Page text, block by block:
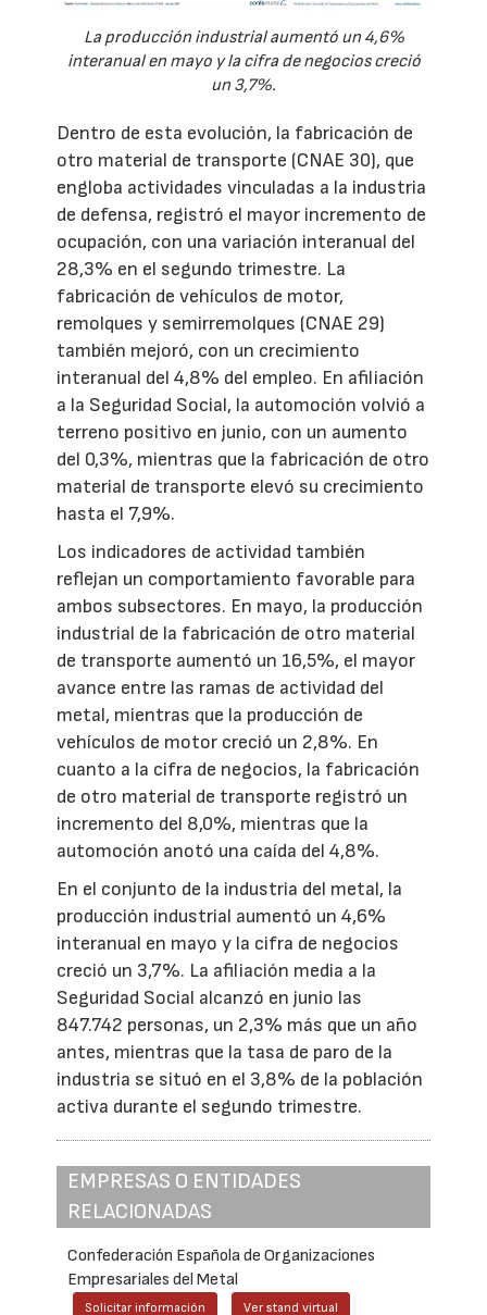
La producción industrial aumentó un 4,6%
interanual en mayo y la cifra de negocios creció
un 3,7%.
Dentro de esta evolución, la fabricación de
otro material de transporte (CNAE 30), que
engloba actividades vinculadas a la industria
de defensa, registró el mayor incremento de
ocupación, con una variación interanual del
28,3% en el segundo trimestre. La
fabricación de vehículos de motor,
remolques y semirremolques (CNAE 29)
también mejoró, con un crecimiento
interanual del 4,8% del empleo. En afiliación
a la Seguridad Social, la automoción volvió a
terreno positivo en junio, con un aumento
del 0,3%, mientras que la fabricación de otro
material de transporte elevó su crecimiento
hasta el 7,9%.
Los indicadores de actividad también
reflejan un comportamiento favorable para
ambos subsectores. En mayo, la producción
industrial de la fabricación de otro material
de transporte aumentó un 16,5%, el mayor
avance entre las ramas de actividad del
metal, mientras que la producción de
vehículos de motor creció un 2,8%. En
cuanto a la cifra de negocios, la fabricación
de otro material de transporte registró un
incremento del 8,0%, mientras que la
automoción anotó una caída del 4,8%.
En el conjunto de la industria del metal, la
producción industrial aumentó un 4,6%
interanual en mayo y la cifra de negocios
creció un 3,7%. La afiliación media a la
Seguridad Social alcanzó en junio las
847.742 personas, un 2,3% más que un año
antes, mientras que la tasa de paro de la
industria se situó en el 3,8% de la población
activa durante el segundo trimestre.
EMPRESAS O ENTIDADES
RELACIONADAS
Confederación Española de Organizaciones
Empresariales del Metal
Solicitar información Ver stand virtual